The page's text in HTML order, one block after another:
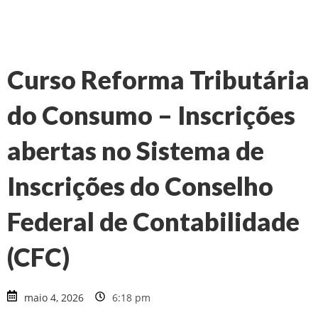
Curso Reforma Tributária
do Consumo – Inscrições
abertas no Sistema de
Inscrições do Conselho
Federal de Contabilidade
(CFC)
maio 4, 2026 6:18 pm